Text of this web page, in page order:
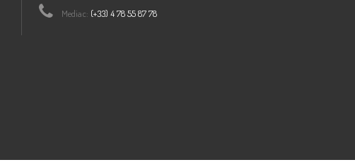
Mediac: (+33) 4 78 55 87 78